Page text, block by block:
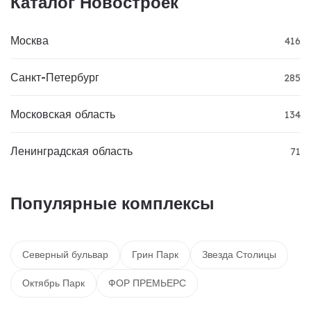
Москва 416
Санкт-Петербург 285
Московская область 134
Ленинградская область 71
Популярные комплексы
Северный бульвар Грин Парк Звезда Столицы
Октябрь Парк ФОР ПРЕМЬЕРС